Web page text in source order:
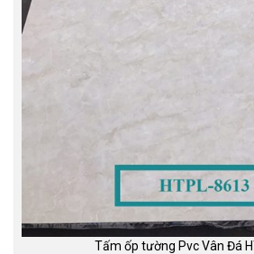
Tấm ốp tường Pvc Vân Đá